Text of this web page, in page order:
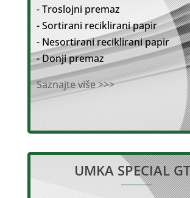
- Troslojni premaz
- Sortirani reciklirani papir
- Nesortirani reciklirani papir
- Donji premaz
Saznajte više >>>
UMKA SPECIAL